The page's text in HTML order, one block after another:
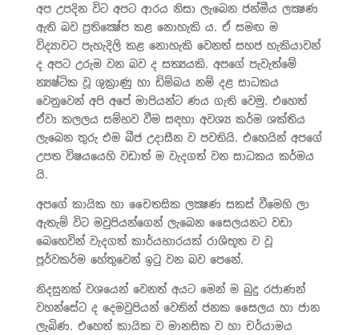
අප උපදින විට අපට ආරය නිසා ලැබෙන ජන්මීය ලක්‍ෂණ
ඇති බව ප්‍රතික්‍ෂේප කළ නොහැකි ය. ඒ සමඟ ම
විද්‍යාවට පැහැදිලි කළ නොහැකි වෙනත් සහජ හැකියාවන්
ද අපට උරුම වන බව ද සත්‍යයකි. අපගේ පැවැත්මේ
න්‍යෂ්ටික වූ ශුක්‍රාණු හා ඩිම්බය නම් දළ සාධකය
වෙනුවෙන් අපි අපේ මාපියන්ට ණය ගැති වෙමු. එහෙත්
ඒවා කලලය සම්භව වීම සඳහා අවශ්‍ය කර්ම ශක්තිය
ලැබෙන තුරු එම බීජ උදාසීන ව පවතියි. එහෙයින් අපගේ
උපත විෂයයෙහි වඩාත් ම වැදගත් වන සාධකය කර්මය
යි.
අපගේ කායික හා චෛතසික ලක්‍ෂණ සකස් වීමෙහි ලා
ඇතැම් විට මවුපියන්ගෙන් ලැබෙන සෛලයනට වඩා
බෙහෙවින් වැදගත් කාර්යභාරයක් රාශිභූත ව වූ
පූර්වකර්ම හේතුවෙන් ඉටු වන බව පෙනේ.
නිදසුනක් වශයෙන් වෙනත් අයට මෙන් ම බුදු රජාණන්
වහන්සේට ද දෙමවුපියන් වෙතින් ජනක සෛලය හා ජාන
ලැබිණ. එහෙත් කායික ව මානසික ව හා චර්යාමය